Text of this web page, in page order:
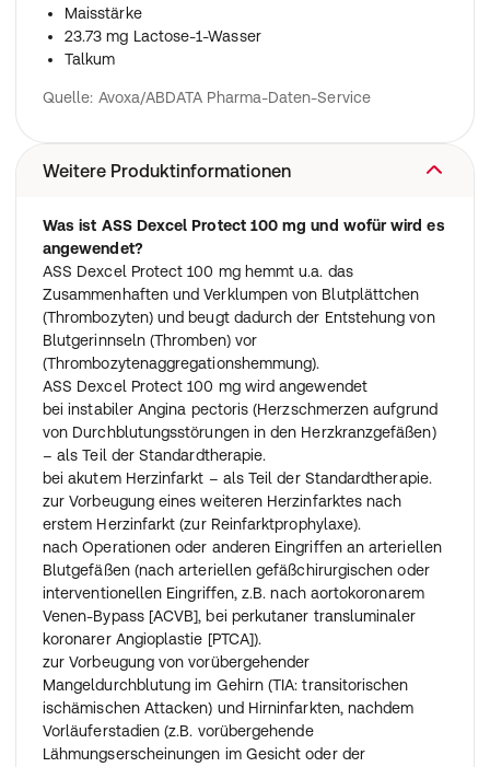
Maisstärke
23.73 mg Lactose-1-Wasser
Talkum
Quelle: Avoxa/ABDATA Pharma-Daten-Service
Weitere Produktinformationen
Was ist ASS Dexcel Protect 100 mg und wofür wird es
angewendet?
ASS Dexcel Protect 100 mg hemmt u.a. das
Zusammenhaften und Verklumpen von Blutplättchen
(Thrombozyten) und beugt dadurch der Entstehung von
Blutgerinnseln (Thromben) vor
(Thrombozytenaggregationshemmung).
ASS Dexcel Protect 100 mg wird angewendet
bei instabiler Angina pectoris (Herzschmerzen aufgrund
von Durchblutungsstörungen in den Herzkranzgefäßen)
– als Teil der Standardtherapie.
bei akutem Herzinfarkt – als Teil der Standardtherapie.
zur Vorbeugung eines weiteren Herzinfarktes nach
erstem Herzinfarkt (zur Reinfarktprophylaxe).
nach Operationen oder anderen Eingriffen an arteriellen
Blutgefäßen (nach arteriellen gefäßchirurgischen oder
interventionellen Eingriffen, z.B. nach aortokoronarem
Venen-Bypass [ACVB], bei perkutaner transluminaler
koronarer Angioplastie [PTCA]).
zur Vorbeugung von vorübergehender
Mangeldurchblutung im Gehirn (TIA: transitorischen
ischämischen Attacken) und Hirninfarkten, nachdem
Vorläuferstadien (z.B. vorübergehende
Lähmungserscheinungen im Gesicht oder der